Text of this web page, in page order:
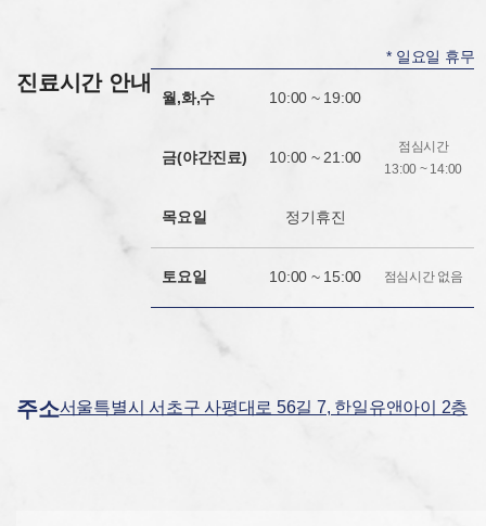
진료시간 안내
* 일요일 휴무
월,화,수 10:00 ~ 19:00
점심시간
13:00 ~ 14:00
금(야간진료) 10:00 ~ 21:00
목요일 정기휴진
토요일 10:00 ~ 15:00 점심시간 없음
주소서울특별시 서초구 사평대로 56길 7, 한일유앤아이 2층